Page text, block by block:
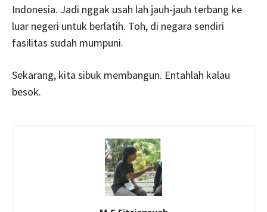
Indonesia. Jadi nggak usah lah jauh-jauh terbang ke
luar negeri untuk berlatih. Toh, di negara sendiri
fasilitas sudah mumpuni.
Sekarang, kita sibuk membangun. Entahlah kalau
besok.